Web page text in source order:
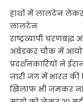
हाथों में लालटेन लेकर
लालटेन
राष्ट्रव्यापी
अंबेडकर चौक में
प्रदर्शनकारियों ने
जारी जंग में भारत
खिलाफ भी जमकर